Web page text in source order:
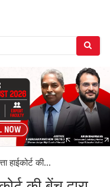
हाईकोर्ट की...